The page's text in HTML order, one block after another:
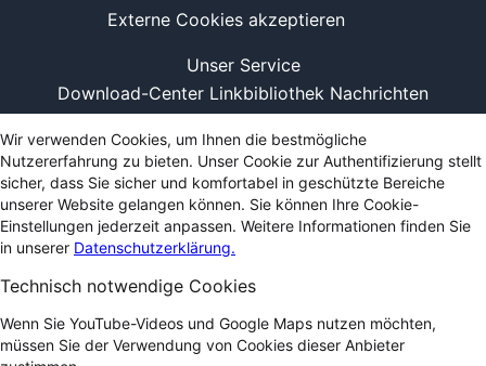
Unser Service
Download-Center Linkbibliothek Nachrichten
Externe Cookies akzeptieren
Wir verwenden Cookies, um Ihnen die bestmögliche
Nutzererfahrung zu bieten. Unser Cookie zur Authentifizierung stellt
sicher, dass Sie sicher und komfortabel in geschützte Bereiche
unserer Website gelangen können. Sie können Ihre Cookie-
Einstellungen jederzeit anpassen. Weitere Informationen finden Sie
in unserer Datenschutzerklärung.
Technisch notwendige Cookies
Wenn Sie YouTube-Videos und Google Maps nutzen möchten,
müssen Sie der Verwendung von Cookies dieser Anbieter